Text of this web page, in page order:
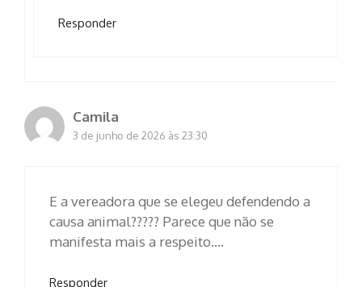
Responder
Camila
3 de junho de 2026 às 23:30
E a vereadora que se elegeu defendendo a
causa animal????? Parece que não se
manifesta mais a respeito….
Responder